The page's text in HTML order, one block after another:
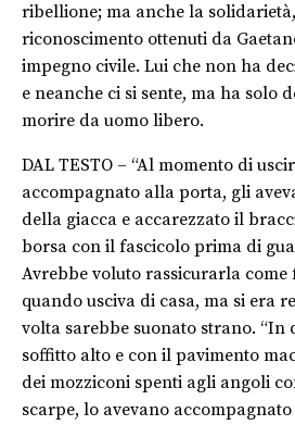
ribellione; ma anche la
riconoscimento ottenuti da
impegno civile. Lui che non ha
e neanche ci si sente, ma ha solo
morire da uomo libero.
DAL TESTO – “Al momento di
accompagnato alla porta, gli
della giacca e accarezzato il
borsa con il fascicolo prima di
Avrebbe voluto rassicurarla come
quando usciva di casa, ma si era
volta sarebbe suonato strano.
soffitto alto e con il pavimento
dei mozziconi spenti agli angoli
scarpe, lo avevano